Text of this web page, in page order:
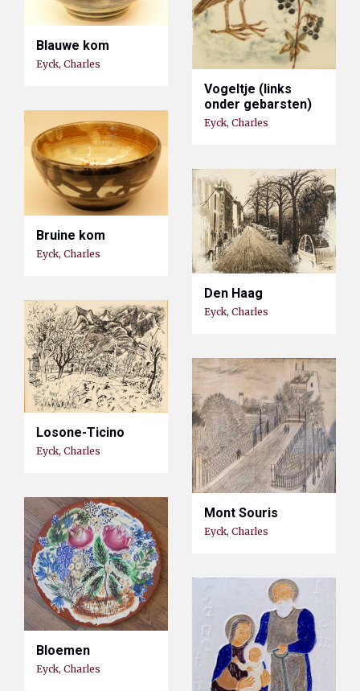
Vogeltje (links
onder gebarsten)
Eyck, Charles
Blauwe kom
Eyck, Charles
Bruine kom
Eyck, Charles
Den Haag
Eyck, Charles
Losone-Ticino
Eyck, Charles
Mont Souris
Eyck, Charles
Bloemen
Eyck, Charles